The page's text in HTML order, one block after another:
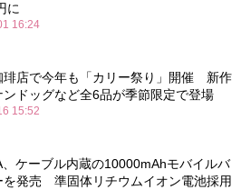
に
16:24
琲店で今年も「カリー祭り」開催 新作
ンドッグなど全6品が季節限定で登場
15:52
ケーブル内蔵の10000mAhモバイルバ
を発売 準固体リチウムイオン電池採用